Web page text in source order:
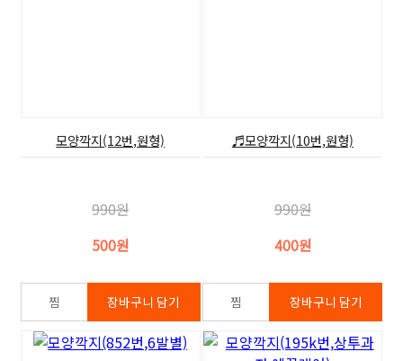
모양깍지(12번,원형)
990원
500원
♬모양깍지(10번,원형)
990원
400원